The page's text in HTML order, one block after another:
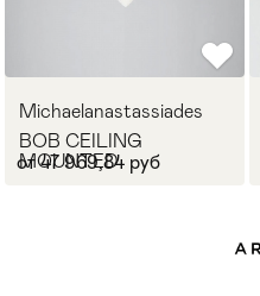
Michaelanastassiades
BOB CEILING
MOUNTED
от 47 969,84 руб